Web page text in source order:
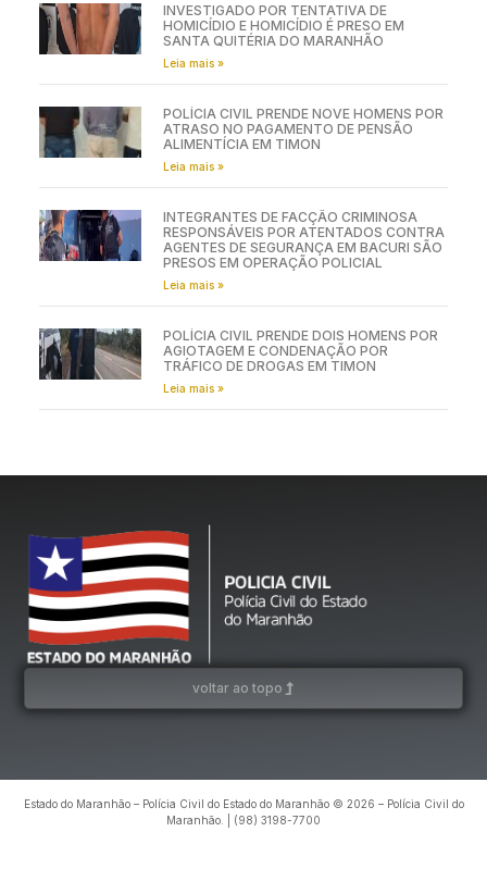
INVESTIGADO POR TENTATIVA DE
HOMICÍDIO E HOMICÍDIO É PRESO EM
SANTA QUITÉRIA DO MARANHÃO
Leia mais »
POLÍCIA CIVIL PRENDE NOVE HOMENS POR
ATRASO NO PAGAMENTO DE PENSÃO
ALIMENTÍCIA EM TIMON
Leia mais »
INTEGRANTES DE FACÇÃO CRIMINOSA
RESPONSÁVEIS POR ATENTADOS CONTRA
AGENTES DE SEGURANÇA EM BACURI SÃO
PRESOS EM OPERAÇÃO POLICIAL
Leia mais »
POLÍCIA CIVIL PRENDE DOIS HOMENS POR
AGIOTAGEM E CONDENAÇÃO POR
TRÁFICO DE DROGAS EM TIMON
Leia mais »
voltar ao topo
Estado do Maranhão – Polícia Civil do Estado do Maranhão © 2026 – Polícia Civil do
Maranhão. | (98) 3198-7700